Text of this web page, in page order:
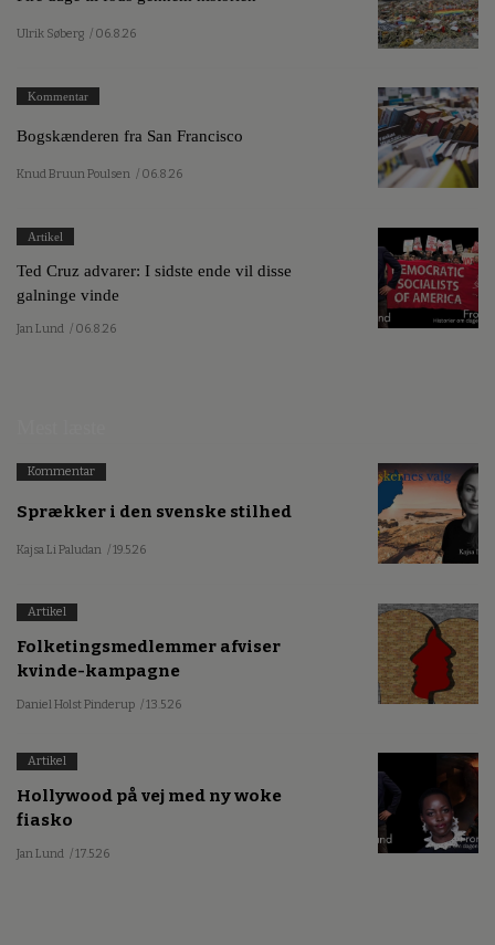
Ulrik Søberg / 06.8.26
Kommentar
Bogskænderen fra San Francisco
Knud Bruun Poulsen / 06.8.26
Artikel
Ted Cruz advarer: I sidste ende vil disse
galninge vinde
Jan Lund / 06.8.26
Kommentar
Sprækker i den svenske stilhed
Kajsa Li Paludan / 19.5.26
Artikel
Folketingsmedlemmer afviser
kvinde-kampagne
Daniel Holst Pinderup / 13.5.26
Artikel
Hollywood på vej med ny woke
fiasko
Jan Lund / 17.5.26